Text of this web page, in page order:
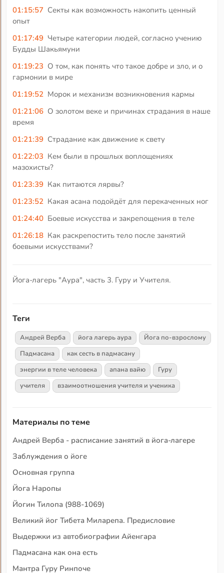
01:15:57 Секты как возможность накопить ценный
опыт
01:17:49 Четыре категории людей, согласно учению
Будды Шакьямуни
01:19:23 О том, как понять что такое добре и зло, и о
гармонии в мире
01:19:52 Морок и механизм возникновения кармы
01:21:06 О золотом веке и причинах страдания в наше
время
01:21:39 Страдание как движение к свету
01:22:03 Кем были в прошлых воплощениях
мазохисты?
01:23:39 Как питаются лярвы?
01:23:52 Какая асана подойдёт для перекаченных ног
01:24:40 Боевые искусства и закрепощения в теле
01:26:18 Как раскрепостить тело после занятий
боевыми искусствами?
Йога-лагерь "Аура", часть 3. Гуру и Учителя.
Теги
Андрей Верба йога лагерь аура
Йога по-взрослому
Падмасана
как сесть в падмасану
энергии в теле человека
апана вайю
Гуру
учителя
взаимоотношения учителя и ученика
Материалы по теме
Андрей Верба - расписание занятий в йога-лагере
Заблуждения о йоге
Основная группа
Йога Наропы
Йогин Тилопа (988-1069)
Великий йог Тибета Миларепа. Предисловие
Выдержки из автобиографии Айенгара
Падмасана как она есть
Мантра Гуру Ринпоче